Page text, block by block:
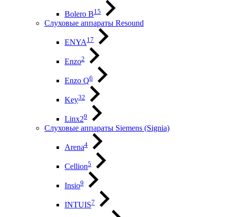
Bolero B15
Слуховые аппараты Resound
ENYA17
Enzo2
Enzo Q6
Key32
Linx29
Слуховые аппараты Siemens (Signia)
Arena4
Cellion5
Insio9
INTUIS7